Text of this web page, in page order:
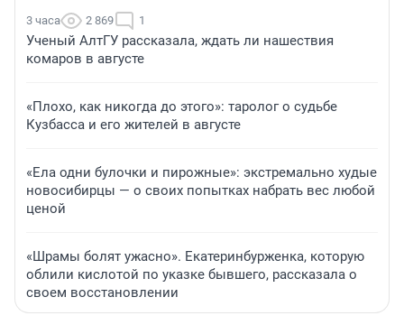
3 часа 2 869 1
Ученый АлтГУ рассказала, ждать ли нашествия
комаров в августе
«Плохо, как никогда до этого»: таролог о судьбе
Кузбасса и его жителей в августе
«Ела одни булочки и пирожные»: экстремально худые
новосибирцы — о своих попытках набрать вес любой
ценой
«Шрамы болят ужасно». Екатеринбурженка, которую
облили кислотой по указке бывшего, рассказала о
своем восстановлении